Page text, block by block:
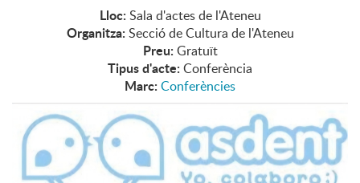
Lloc: Sala d'actes de l'Ateneu
Organitza: Secció de Cultura de l'Ateneu
Preu: Gratuït
Tipus d'acte: Conferència
Marc: Conferències